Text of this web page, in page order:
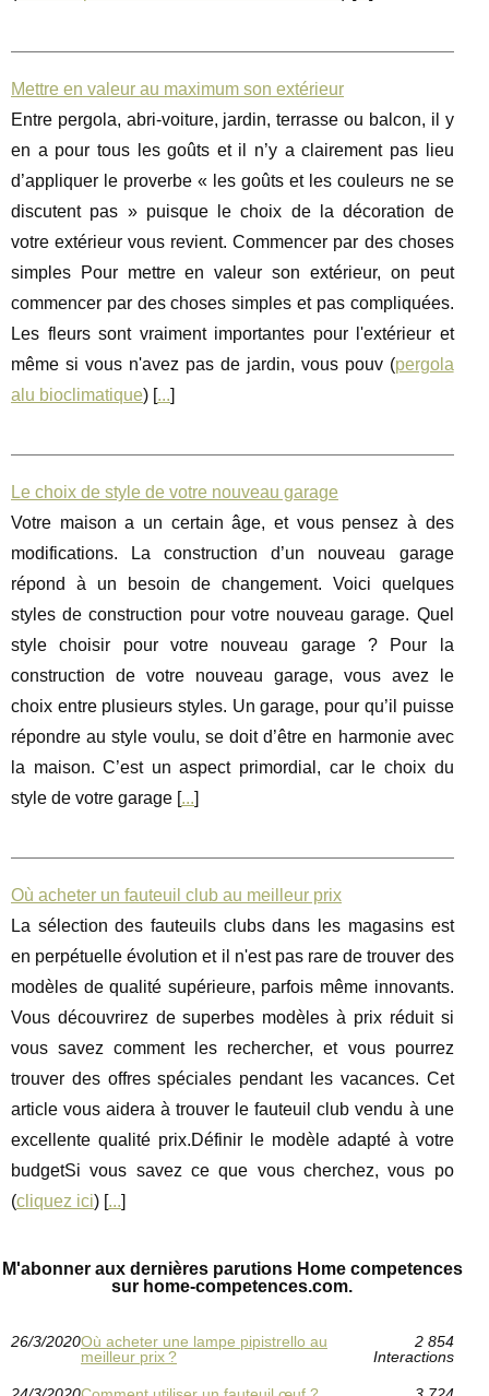
Mettre en valeur au maximum son extérieur
Entre pergola, abri-voiture, jardin, terrasse ou balcon, il y
en a pour tous les goûts et il n’y a clairement pas lieu
d’appliquer le proverbe « les goûts et les couleurs ne se
discutent pas » puisque le choix de la décoration de
votre extérieur vous revient. Commencer par des choses
simples Pour mettre en valeur son extérieur, on peut
commencer par des choses simples et pas compliquées.
Les fleurs sont vraiment importantes pour l'extérieur et
même si vous n'avez pas de jardin, vous pouv (pergola
alu bioclimatique) [...]
Le choix de style de votre nouveau garage
Votre maison a un certain âge, et vous pensez à des
modifications. La construction d’un nouveau garage
répond à un besoin de changement. Voici quelques
styles de construction pour votre nouveau garage. Quel
style choisir pour votre nouveau garage ? Pour la
construction de votre nouveau garage, vous avez le
choix entre plusieurs styles. Un garage, pour qu’il puisse
répondre au style voulu, se doit d’être en harmonie avec
la maison. C’est un aspect primordial, car le choix du
style de votre garage [...]
Où acheter un fauteuil club au meilleur prix
La sélection des fauteuils clubs dans les magasins est
en perpétuelle évolution et il n'est pas rare de trouver des
modèles de qualité supérieure, parfois même innovants.
Vous découvrirez de superbes modèles à prix réduit si
vous savez comment les rechercher, et vous pourrez
trouver des offres spéciales pendant les vacances. Cet
article vous aidera à trouver le fauteuil club vendu à une
excellente qualité prix.Définir le modèle adapté à votre
budgetSi vous savez ce que vous cherchez, vous po
(cliquez ici) [...]
M'abonner aux dernières parutions Home competences
sur home-competences.com.
26/3/2020Où acheter une lampe pipistrello au
meilleur prix ?
2 854
Interactions